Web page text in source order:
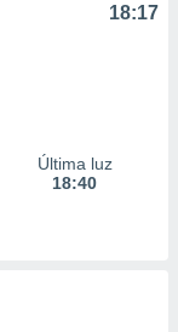
18:17
Última luz
18:40